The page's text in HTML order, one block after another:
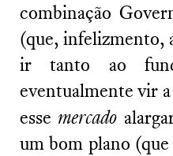
combinação
(que, infelizmento,
ir tanto ao
eventualmente vir
esse mercado
um bom plano